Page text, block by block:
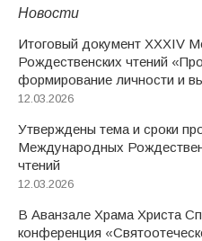
Новости
Итоговый документ XXХIV
Рождественских чтений
формирование личности и
12.03.2026
Утверждены тема и сроки
Международных
чтений
12.03.2026
В Аванзале Храма Христа
конференция